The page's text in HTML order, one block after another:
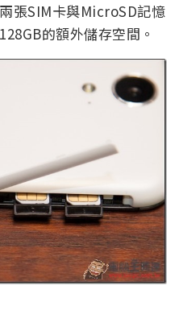
張SIM卡與MicroSD記憶
的額外儲存空間。